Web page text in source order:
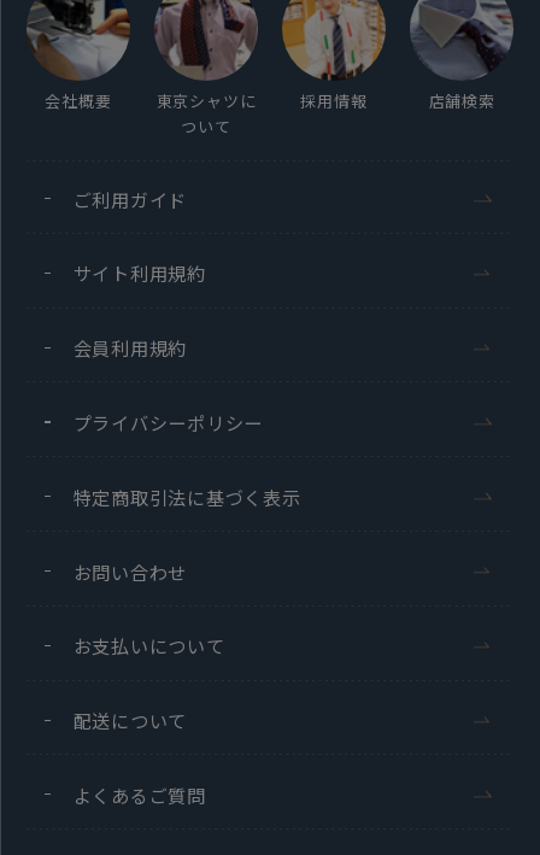
会社概要
東京シャツに
ついて
採用情報 店舗検索
ご利用ガイド
サイト利用規約
会員利用規約
プライバシーポリシー
特定商取引法に基づく表示
お問い合わせ
お支払いについて
配送について
よくあるご質問